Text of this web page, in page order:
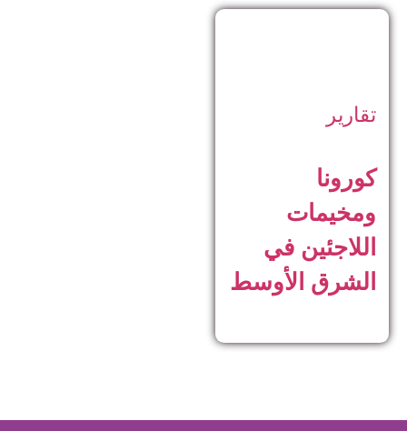
تقارير
كورونا
ومخيمات
اللاجئين في
الشرق الأوسط